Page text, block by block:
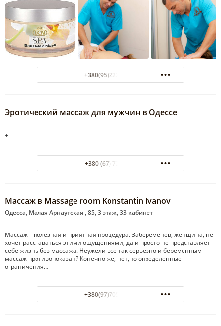
+380(95)222-01-00
Эротический массаж для мужчин в Одессе
+
+380 (67) 7217832
Массаж в Massage room Konstantin Ivanov
Одесса, Малая Арнаутская , 85, 3 этаж, 33 кабинет
Массаж – полезная и приятная процедура. Забеременев, женщина, не
хочет расставаться этими ощущениями, да и просто не представляет
себе жизнь без массажа. Неужели все так серьезно и беременным
массаж противопоказан? Конечно же, нет,но определенные
ограничения…
+380(97)705-13-32